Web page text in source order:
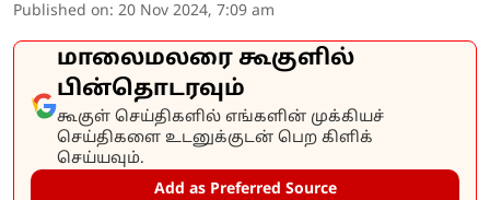
Published on: 20 Nov 2024, 7:09 am
மாலைமலரை கூகுளில்
பின்தொடரவும்
கூகுள் செய்திகளில் எங்களின் முக்கியச்
செய்திகளை உடனுக்குடன் பெற கிளிக்
செய்யவும்.
Add as Preferred Source